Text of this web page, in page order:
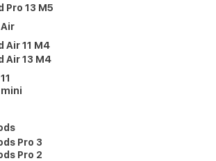
Pro 13 M5
Air 11 M4
Air 13 M4
mini
Pro 3
Pro 2